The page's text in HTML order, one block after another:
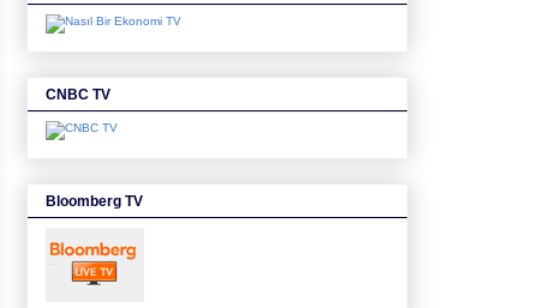
CNBC TV
Bloomberg TV